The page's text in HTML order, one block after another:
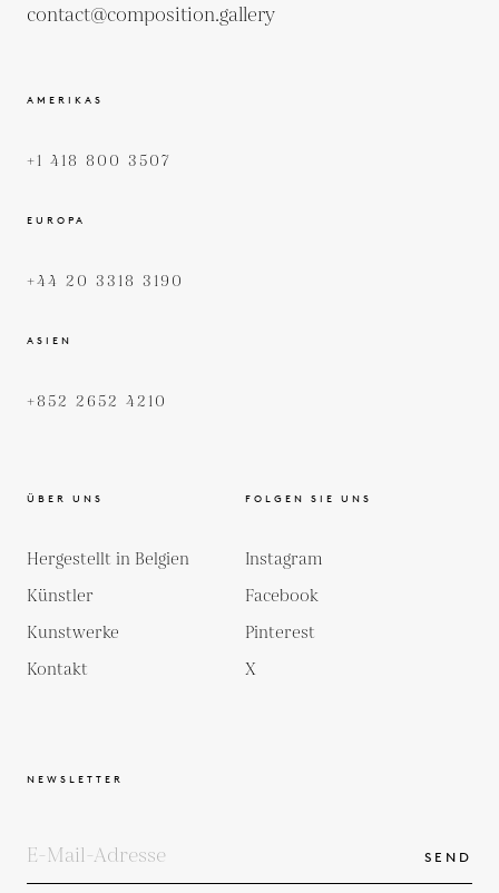
contact@composition.gallery
AMERIKAS
+1 418 800 3507
EUROPA
+44 20 3318 3190
ASIEN
+852 2652 4210
ÜBER UNS
Hergestellt in Belgien
Künstler
Kunstwerke
Kontakt
FOLGEN SIE UNS
Instagram
Facebook
Pinterest
X
NEWSLETTER
SEND